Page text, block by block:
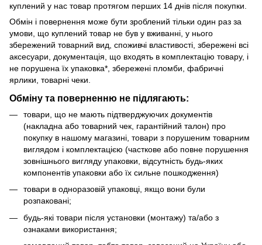
куплений у нас товар протягом перших 14 днів після покупки.
Обмін і повернення може бути зроблений тільки один раз за
умови, що куплений товар не був у вживанні, у нього
збережений товарний вид, споживчі властивості, збережені всі
аксесуари, документація, що входять в комплектацію товару, і
не порушена їх упаковка*, збережені пломби, фабричні
ярлики, товарні чеки.
Обміну та поверненню не підлягають:
товари, що не мають підтверджуючих документів
(накладна або товарний чек, гарантійний талон) про
покупку в нашому магазині, товари з порушеним товарним
виглядом і комплектацією (часткове або повне порушення
зовнішнього вигляду упаковки, відсутність будь-яких
компонентів упаковки або їх сильне пошкодження)
товари в одноразовій упаковці, якщо вони були
розпаковані;
будь-які товари після установки (монтажу) та/або з
ознаками використання;